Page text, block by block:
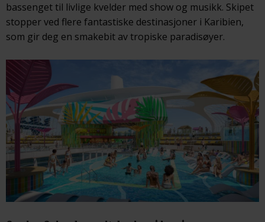
bassenget til livlige kvelder med show og musikk. Skipet
stopper ved flere fantastiske destinasjoner i Karibien,
som gir deg en smakebit av tropiske paradisøyer.